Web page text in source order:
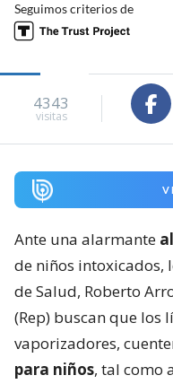
Seguimos criterios de
4343
visitas
Ante una alarmante
de niños intoxicados,
de Salud, Roberto
(Rep) buscan que
vaporizadores,
para niños, tal como